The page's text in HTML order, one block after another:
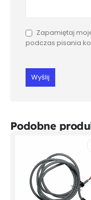
Zapamiętaj
podczas pisania
Podobne